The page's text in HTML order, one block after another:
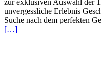
unvergessliche Erlebnis
Suche nach dem perfekten
[…]